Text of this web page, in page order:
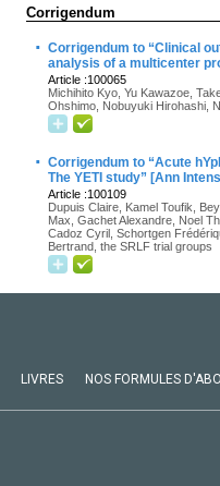
Corrigendum
· Corrigendum to “Clinical
analysis of a multicenter
Article :100065
Michihito Kyo, Yu Kawazoe,
Ohshimo, Nobuyuki Hirohashi,
· Corrigendum to “Acute
The YETI study” [Ann
Article :100109
Dupuis Claire, Kamel Toufik,
Max, Gachet Alexandre, Noel
Cadoz Cyril, Schortgen
Bertrand, the SRLF trial groups
LIVRES NOS FORMULES